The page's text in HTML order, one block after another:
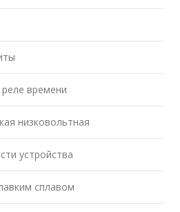
времени
низковольтная
устройства
сплавом